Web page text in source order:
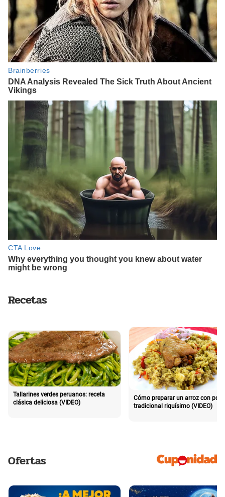
Recetas
Tallarines verdes peruanos: receta
clásica deliciosa (VIDEO)
Cómo preparar un arroz con pollo
tradicional riquísimo (VIDEO)
Ofertas